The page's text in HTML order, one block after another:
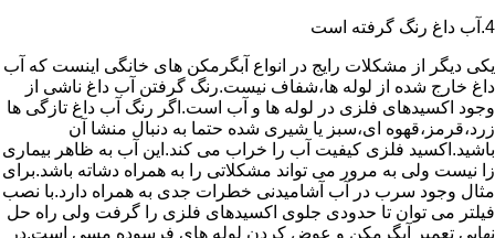
4.آب داغ رنگ گرفته است
یکی دیگر از مشکلات رایج در انواع آبگرمکن های خانگی اینست که آب
داغ خارج شده از لوله ها،شفاف نیست.رنگ گرفتن آب داغ ناشی از
وجود اکسیدهای فلزی در لوله ها و آب است.اگر رنگ آب داغ تازگی ها
زرد،قرمز،قهوه ای،سبز یا شیری شده حتما به دنبال منشا آن
باشید.اکسید فلزی کیفیت آب را خراب می کند.این آب به ظاهر بیماری
زا نیست ولی به مرور می تواند مشکلاتی را به همراه دشاته باشد.برای
مثال وجود سرب در آب آشامیدنی خطرات جدی به همراه دارد.با نصب
فیلتر می توان تا حدودی جلوی اکسیدهای فلزی را گرفت ولی راه حل
نهایی تعمیر آبگرمکن و عوض کردن لوله های فرسوده مسی است.در